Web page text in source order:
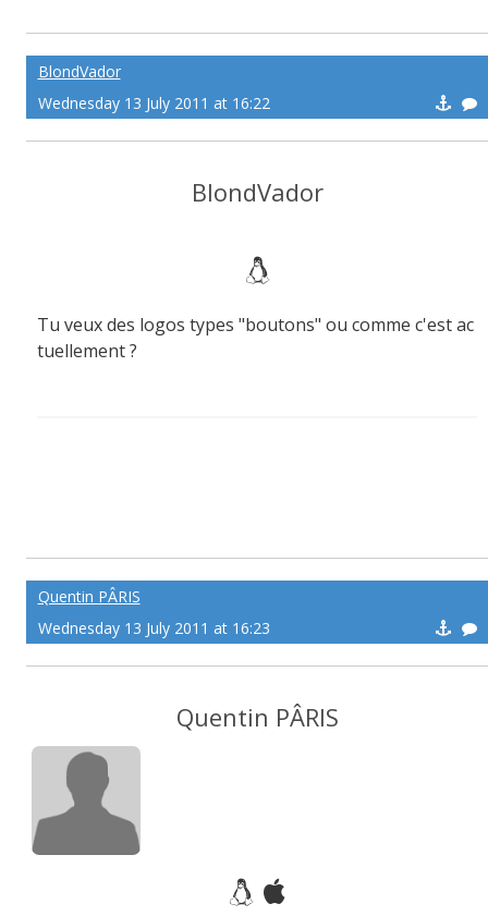
BlondVador
Wednesday 13 July 2011 at 16:22
BlondVador
Tu veux des logos types "boutons" ou comme c'est ac
tuellement ?
Quentin PÂRIS
Wednesday 13 July 2011 at 16:23
Quentin PÂRIS